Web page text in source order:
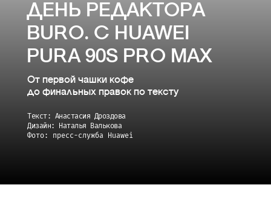
ДЕНЬ РЕДАКТОРА
BURO. С HUAWEI
PURA 90S PRO MAX
От первой чашки кофе
до финальных правок по тексту
Текст: Анастасия Дроздова
Дизайн: Наталья Валькова
Фото: пресс-служба Huawei